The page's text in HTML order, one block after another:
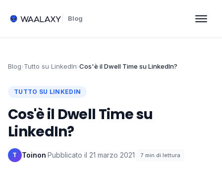
Blog
Blog›Tutto su LinkedIn›Cos'è il Dwell Time su LinkedIn?
TUTTO SU LINKEDIN
Cos'è il Dwell Time su
LinkedIn?
T Toinon·Pubblicato il 21 marzo 2021· 7 min di lettura